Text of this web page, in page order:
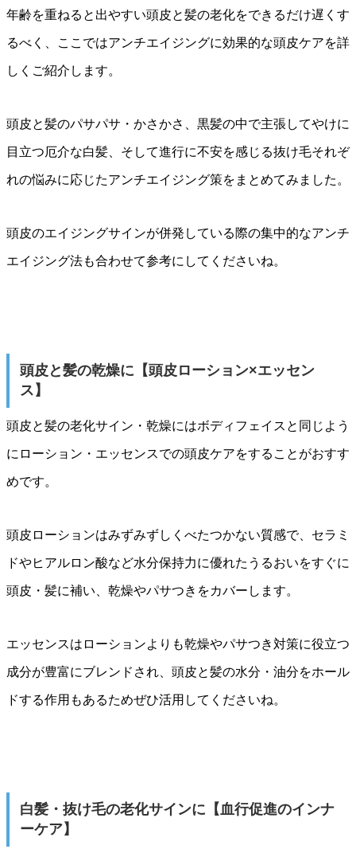
年齢を重ねると出やすい頭皮と髪の老化をできるだけ遅くす
るべく、ここではアンチエイジングに効果的な頭皮ケアを詳
しくご紹介します。
頭皮と髪のパサパサ・かさかさ、黒髪の中で主張してやけに
目立つ厄介な白髪、そして進行に不安を感じる抜け毛それぞ
れの悩みに応じたアンチエイジング策をまとめてみました。
頭皮のエイジングサインが併発している際の集中的なアンチ
エイジング法も合わせて参考にしてくださいね。
頭皮と髪の乾燥に【頭皮ローション×エッセン
ス】
頭皮と髪の老化サイン・乾燥にはボディフェイスと同じよう
にローション・エッセンスでの頭皮ケアをすることがおすす
めです。
頭皮ローションはみずみずしくべたつかない質感で、セラミ
ドやヒアルロン酸など水分保持力に優れたうるおいをすぐに
頭皮・髪に補い、乾燥やパサつきをカバーします。
エッセンスはローションよりも乾燥やパサつき対策に役立つ
成分が豊富にブレンドされ、頭皮と髪の水分・油分をホール
ドする作用もあるためぜひ活用してくださいね。
白髪・抜け毛の老化サインに【血行促進のインナ
ーケア】